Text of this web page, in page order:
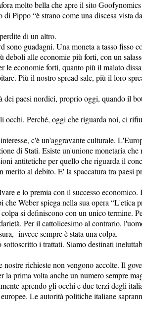
molto bella che apre il sito
Pippo “è strano come una discesa vista
di un altro.
sono guadagni. Una moneta a tasso fisso
deboli alle economie più forti, con un
le economie forti, quanto più il malato
Più il nostro spread sale, più il loro
dei paesi nordici, proprio oggi, quando il
occhi. Perché, oggi che riguarda noi, ci
c'è un'aggravante culturale.
di Stati. Esiste un'unione monetaria che
antitetiche per quello che riguarda il
merito al debito. E' la spaccatura tra paesi
e lo premia con il successo economico.
Weber spiega nella sua opera “L'etica
si definiscono con un unico termine.
Per il cattolicesimo al contrario,
invece sempre è stata una colpa.
i trattati. Siamo destinati
richieste non vengono accolte. Il
prima volta anche un numero sempre
aprendo gli occhi e due terzi degli
Le autorità politiche italiane